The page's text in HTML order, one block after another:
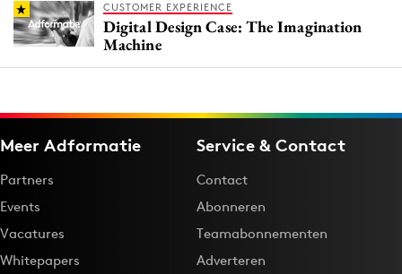
CUSTOMER EXPERIENCE
Digital Design Case: The Imagination
Machine
Meer Adformatie
Partners
Events
Vacatures
Whitepapers
Service & Contact
Contact
Abonneren
Teamabonnementen
Adverteren